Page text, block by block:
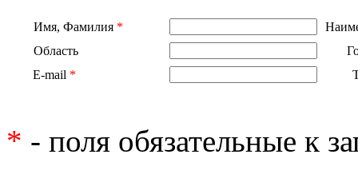
Имя, Фамилия *
Область
E-mail *
* - поля обязательные к